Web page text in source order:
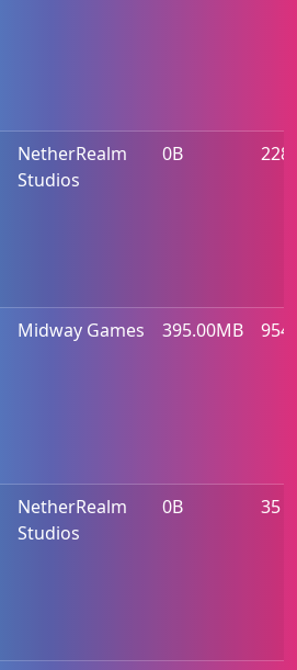
NetherRealm
Studios
0B 228
Midway Games 395.00MB 954
NetherRealm
Studios
0B 35